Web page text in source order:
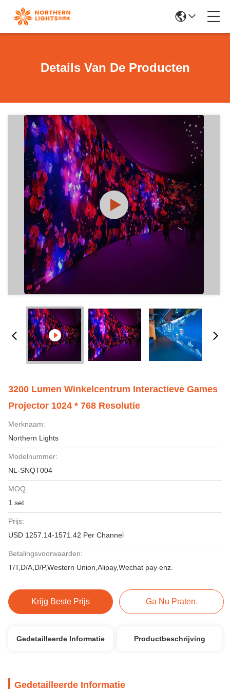
Details Van De Producten
3200 Lumen Winkelcentrum Interactieve Games
Projector 1024 * 768 Resolutie
Merknaam:
Northern Lights
Modelnummer:
NL-SNQT004
MOQ:
1 set
Prijs:
USD 1257.14-1571.42 Per Channel
Betalingsvoorwaarden:
T/T,D/A,D/P,Western Union,Alipay,Wechat pay enz.
Krijg Beste Prijs Ga Nu Praten.
Gedetailleerde Informatie Productbeschrijving
Gedetailleerde Informatie